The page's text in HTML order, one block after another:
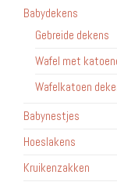
Babydekens
Gebreide dekens
Wafel met
Wafelkatoen
Babynestjes
Hoeslakens
Kruikenzakken